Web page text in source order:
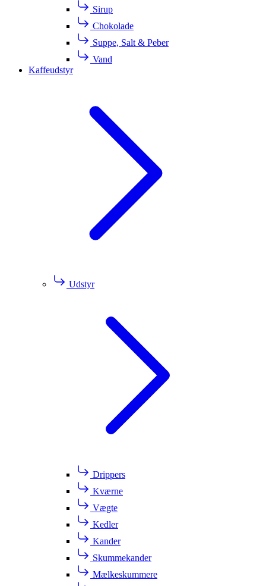
Sirup
Chokolade
Suppe, Salt & Peber
Vand
Kaffeudstyr
Udstyr
Drippers
Kværne
Vægte
Kedler
Kander
Skummekander
Mælkeskummere